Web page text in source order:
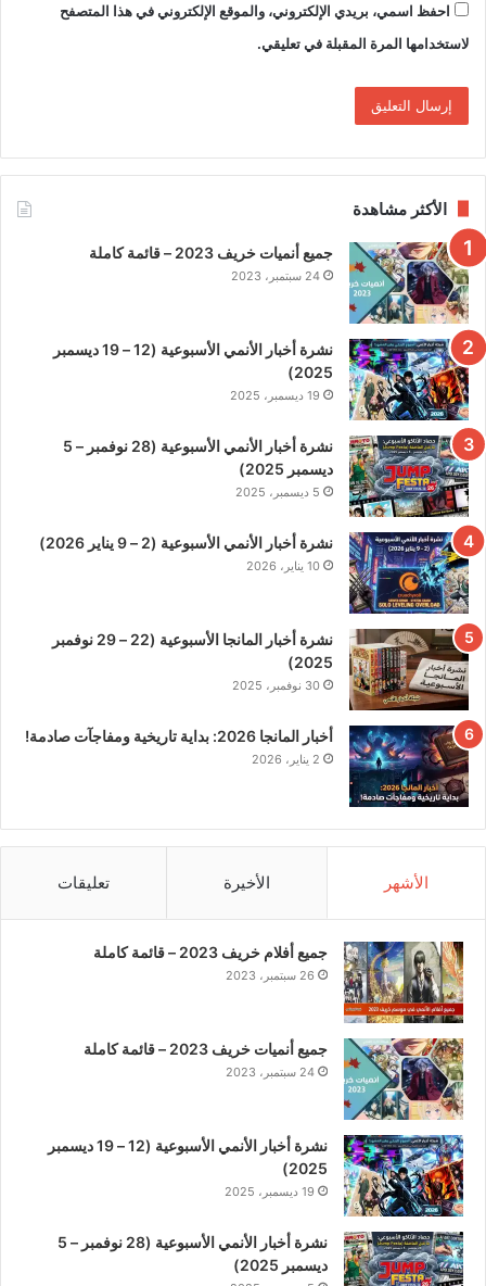
احفظ اسمي، بريدي الإلكتروني، والموقع الإلكتروني في هذا المتصفح
لاستخدامها المرة المقبلة في تعليقي.
الأكثر مشاهدة
جميع أنميات خريف 2023 – قائمة كاملة
24 سبتمبر، 2023
نشرة أخبار الأنمي الأسبوعية (12 – 19 ديسمبر
2025)
19 ديسمبر، 2025
نشرة أخبار الأنمي الأسبوعية (28 نوفمبر – 5
ديسمبر 2025)
5 ديسمبر، 2025
نشرة أخبار الأنمي الأسبوعية (2 – 9 يناير 2026)
10 يناير، 2026
نشرة أخبار المانجا الأسبوعية (22 – 29 نوفمبر
2025)
30 نوفمبر، 2025
أخبار المانجا 2026: بداية تاريخية ومفاجآت صادمة!
2 يناير، 2026
الأشهر الأخيرة تعليقات
جميع أفلام خريف 2023 – قائمة كاملة
26 سبتمبر، 2023
جميع أنميات خريف 2023 – قائمة كاملة
24 سبتمبر، 2023
نشرة أخبار الأنمي الأسبوعية (12 – 19 ديسمبر
2025)
19 ديسمبر، 2025
نشرة أخبار الأنمي الأسبوعية (28 نوفمبر – 5
ديسمبر 2025)